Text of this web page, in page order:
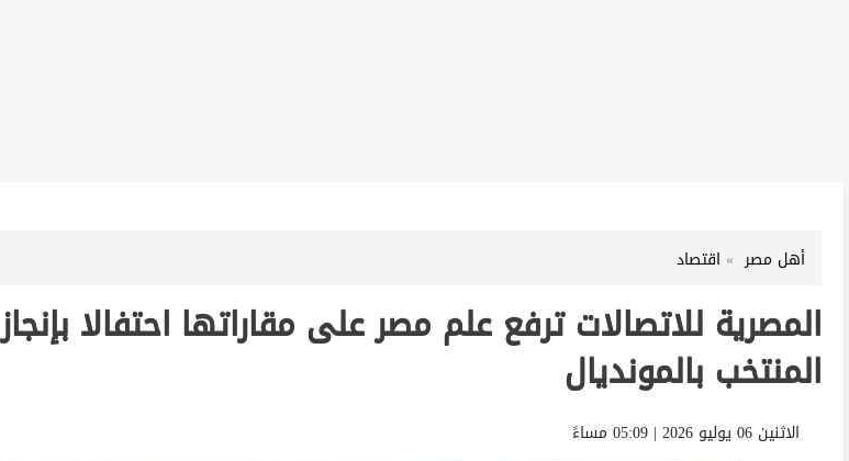
أهل مصر اقتصاد
المصرية للاتصالات ترفع علم مصر على مقاراتها احتفالا بإنجاز
المنتخب بالمونديال
الاثنين 06 يوليو 2026 | 05:09 مساءً